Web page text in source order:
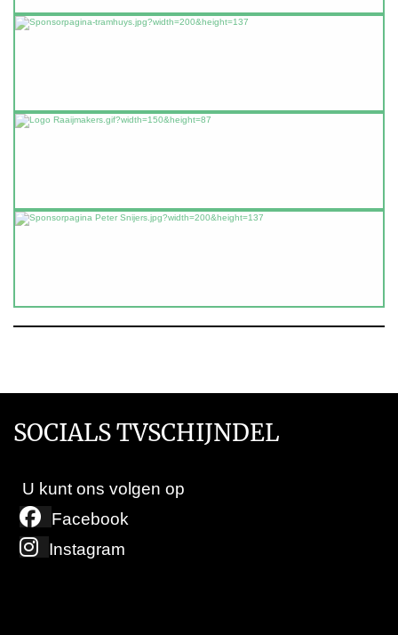
SOCIALS TVSCHIJNDEL
U kunt ons volgen op
Facebook
Instagram